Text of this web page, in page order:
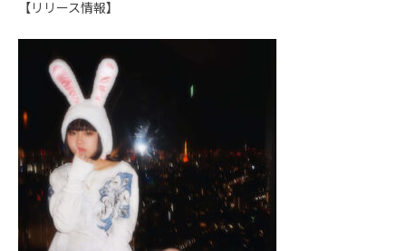
【リリース情報】